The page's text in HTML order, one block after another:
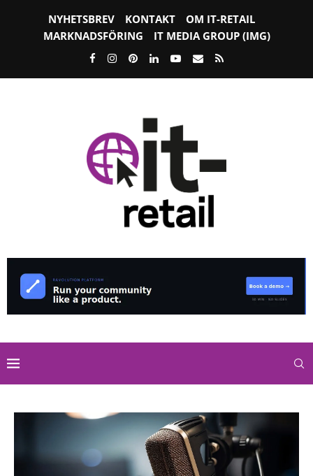
NYHETSBREV KONTAKT
OM IT-RETAIL
MARKNADSFÖRING
IT MEDIA GROUP (IMG)